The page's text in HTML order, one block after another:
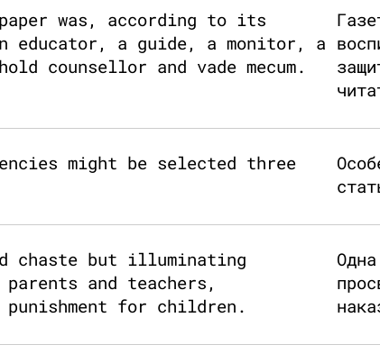
was, according to its
educator, a guide, a monitor, a
counsellor and vade mecum.
might be selected three
chaste but illuminating
and teachers,
for children.